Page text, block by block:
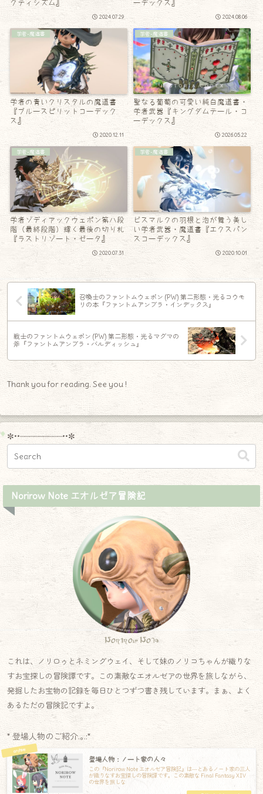
クティシズム』
2024.07.29
ーデックス』
2024.08.06
学者-魔道書
学者の青いクリスタルの魔道書
『ブルースピリットコーデック
ス』
2020.12.11
学者-魔道書
聖なる葡萄の可愛い純白魔道書・
学者武器『キングダムテール・コ
ーデックス』
2026.05.22
学者-魔道書
学者ゾディアックウェポン第八段
階（最終段階）輝く最後の切り札
『ラストリゾート・ゼータ』
2020.07.31
学者-魔道書
ビスマルクの羽根と泡が舞う美し
い学者武器・魔道書『エクスパン
スコーデックス』
2020.10.01
召喚士のファントムウェポン (PW) 第二形態・光るコウモ
リの本『ファントムアンブラ・インデックス』
戦士のファントムウェポン (PW) 第二形態・光るマグマの
斧『ファントムアンブラ・バルディッシュ』
Thank you for reading. See you !
✼••┈┈┈┈┈┈┈┈┈••✼
Norirow Note エオルゼア冒険記
Norirow Note
これは、ノリロゥとネミングウェイ、そして妹のノリコちゃんが織りな
すお宝探しの冒険譚です。この素敵なエオルゼアの世界を旅しながら、
発掘したお宝物の記録を毎日ひとつずつ書き残しています。まぁ、よく
あるただの冒険記ですよ。
* 登場人物のご紹介.｡.:*
登場人物：ノート家の人々
この『Norirow Note エオルゼア冒険記』は―とあるノート家の三人
が織りなすお宝探しの冒険譚です。この素敵な Final Fantasy XIV
の世界を旅しな